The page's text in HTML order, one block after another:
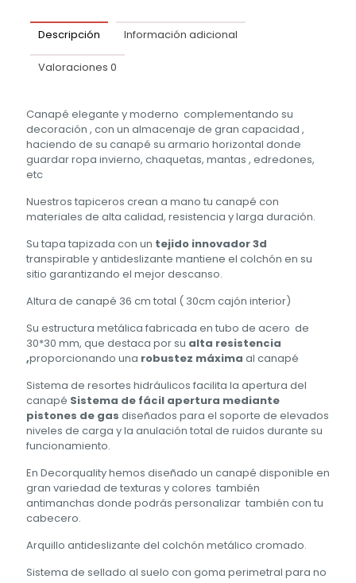
Descripción Información adicional
Valoraciones 0
Canapé elegante y moderno complementando su
decoración , con un almacenaje de gran capacidad ,
haciendo de su canapé su armario horizontal donde
guardar ropa invierno, chaquetas, mantas , edredones,
etc
Nuestros tapiceros crean a mano tu canapé con
materiales de alta calidad, resistencia y larga duración.
Su tapa tapizada con un tejido innovador 3d
transpirable y antideslizante mantiene el colchón en su
sitio garantizando el mejor descanso.
Altura de canapé 36 cm total ( 30cm cajón interior)
Su estructura metálica fabricada en tubo de acero de
30*30 mm, que destaca por su alta resistencia
,proporcionando una robustez máxima al canapé
Sistema de resortes hidráulicos facilita la apertura del
canapé Sistema de fácil apertura mediante
pistones de gas diseñados para el soporte de elevados
niveles de carga y la anulación total de ruidos durante su
funcionamiento.
En Decorquality hemos diseñado un canapé disponible en
gran variedad de texturas y colores también
antimanchas donde podrás personalizar también con tu
cabecero.
Arquillo antideslizante del colchón metálico cromado.
Sistema de sellado al suelo con goma perimetral para no